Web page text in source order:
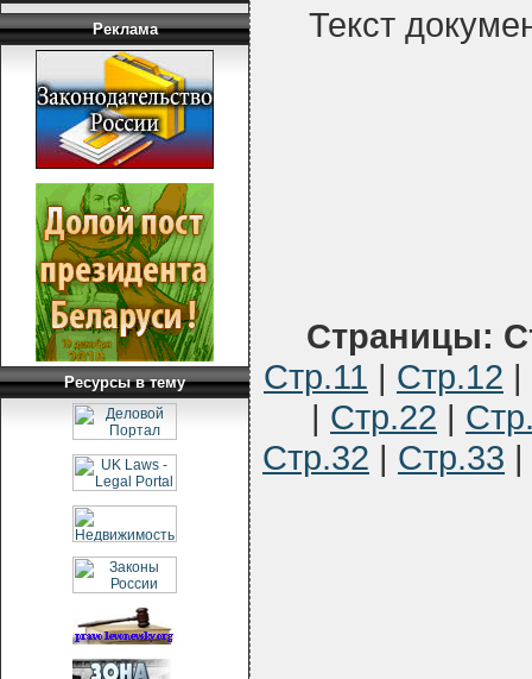
Реклама
Ресурсы в тему
Текст
Страницы:
Стр.11 | Стр.12 |
| Стр.22 |
Стр.32 | Стр.33 |